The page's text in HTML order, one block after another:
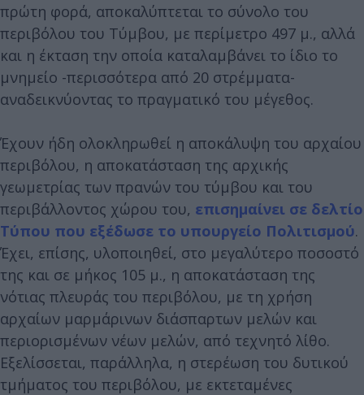
πρώτη φορά, αποκαλύπτεται το σύνολο του
περιβόλου του Τύμβου, με περίμετρο 497 μ., αλλά
και η έκταση την οποία καταλαμβάνει το ίδιο το
μνημείο -περισσότερα από 20 στρέμματα-
αναδεικνύοντας το πραγματικό του μέγεθος.
Έχουν ήδη ολοκληρωθεί η αποκάλυψη του αρχαίου
περιβόλου, η αποκατάσταση της αρχικής
γεωμετρίας των πρανών του τύμβου και του
περιβάλλοντος χώρου του, επισημαίνει σε δελτίο
Τύπου που εξέδωσε το υπουργείο Πολιτισμού.
Έχει, επίσης, υλοποιηθεί, στο μεγαλύτερο ποσοστό
της και σε μήκος 105 μ., η αποκατάσταση της
νότιας πλευράς του περιβόλου, με τη χρήση
αρχαίων μαρμάρινων διάσπαρτων μελών και
περιορισμένων νέων μελών, από τεχνητό λίθο.
Εξελίσσεται, παράλληλα, η στερέωση του δυτικού
τμήματος του περιβόλου, με εκτεταμένες